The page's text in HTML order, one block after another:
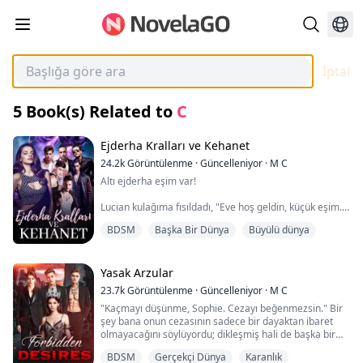
İptal
5 Book(s) Related to C
Ejderha Kralları ve Kehanet
24.2kGörüntülenme ·Güncelleniyor · M C
Altı ejderha eşim var!
Lucian kulağıma fısıldadı, "Eve hoş geldin, küçük eşim."
Sonra odanın etrafında duran beş çok uzun, eşit
"Hepsi bir ağızdan "Eşim" dediler. Şaşkınlıktan gözlerim
yerinden fırlayacak gibi oldu. Gözlerimin bu kadar hızlı
kırpışmasından kör olup olmayacağımı merak
ediyorum.
Bu gece ikinci kez, 'Afedersiniz?' dediğimi fark ettim.
BDSM Başka Bir Dünya Büyülü dünya
Yasak Arzular
23.7kGörüntülenme ·Güncelleniyor · M C
"Kaçmayı düşünme, Sophie. Cezayı beğenmezsin." Bir
şey bana onun cezasının sadece bir dayaktan ibaret
olmayacağını söylüyordu; dikleşmiş hali de başka bir
değildim.
BDSM Gerçekçi Dünya Karanlık